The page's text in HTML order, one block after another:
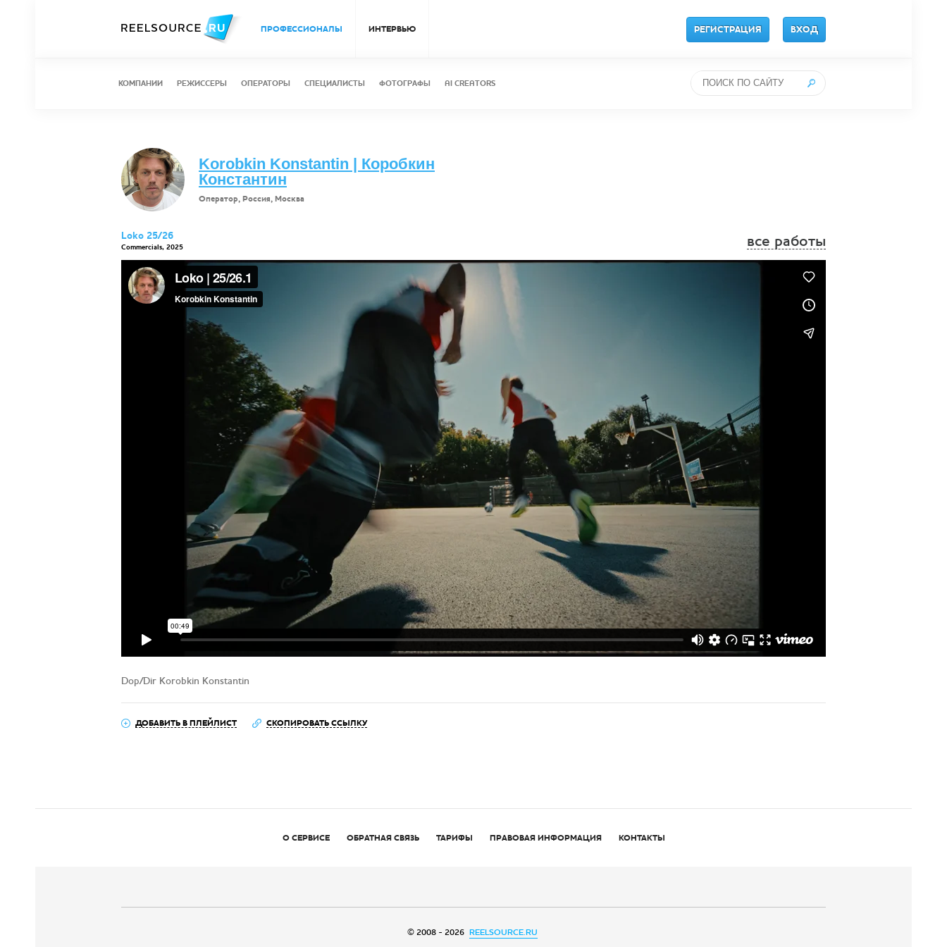
ПРОФЕССИОНАЛЫ ИНТЕРВЬЮ РЕГИСТРАЦИЯ ВХОД
КОМПАНИИ РЕЖИССЕРЫ ОПЕРАТОРЫ СПЕЦИАЛИСТЫ ФОТОГРАФЫ AI CREATORS
Korobkin Konstantin | Коробкин
Константин
Оператор, Россия, Москва
Loko 25/26 все работы
Commercials, 2025
Dop/Dir Korobkin Konstantin
ДОБАВИТЬ В ПЛЕЙЛИСТ СКОПИРОВАТЬ ССЫЛКУ
О СЕРВИСЕ ОБРАТНАЯ СВЯЗЬ ТАРИФЫ ПРАВОВАЯ ИНФОРМАЦИЯ КОНТАКТЫ
© 2008 - 2026 REELSOURCE.RU